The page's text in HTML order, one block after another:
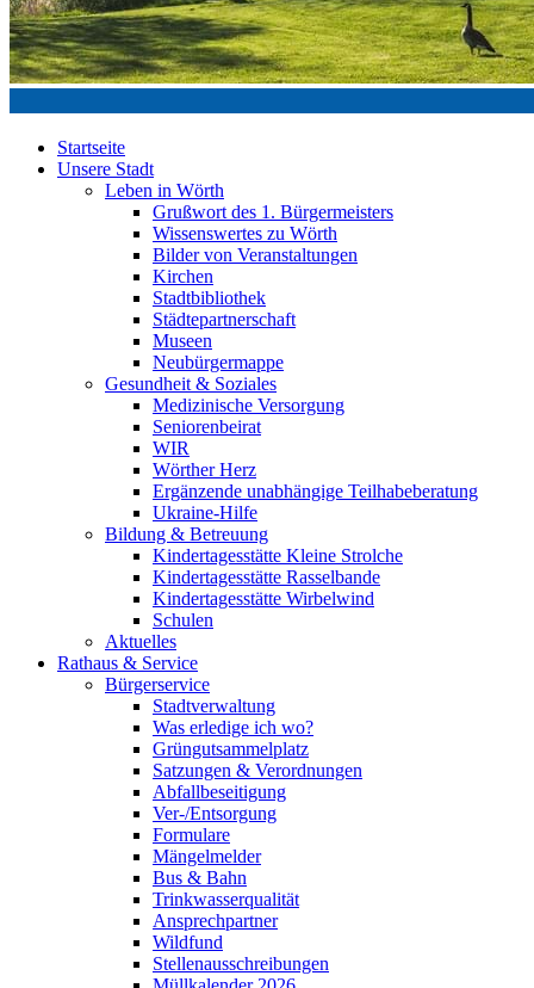
Startseite
Unsere Stadt
Leben in Wörth
Grußwort des 1. Bürgermeisters
Wissenswertes zu Wörth
Bilder von Veranstaltungen
Kirchen
Stadtbibliothek
Städtepartnerschaft
Museen
Neubürgermappe
Gesundheit & Soziales
Medizinische Versorgung
Seniorenbeirat
WIR
Wörther Herz
Ergänzende unabhängige Teilhabeberatung
Ukraine-Hilfe
Bildung & Betreuung
Kindertagesstätte Kleine Strolche
Kindertagesstätte Rasselbande
Kindertagesstätte Wirbelwind
Schulen
Aktuelles
Rathaus & Service
Bürgerservice
Stadtverwaltung
Was erledige ich wo?
Grüngutsammelplatz
Satzungen & Verordnungen
Abfallbeseitigung
Ver-/Entsorgung
Formulare
Mängelmelder
Bus & Bahn
Trinkwasserqualität
Ansprechpartner
Wildfund
Stellenausschreibungen